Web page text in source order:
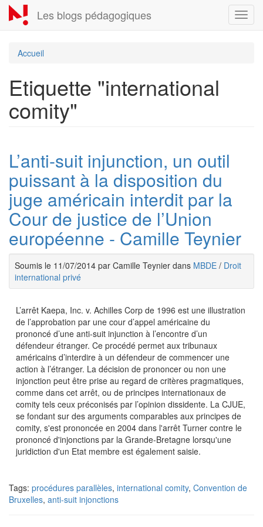
Aller
au
contenu
Les blogs pédagogiques
Accueil
Etiquette "international
comity"
L’anti-suit injunction, un outil
puissant à la disposition du
juge américain interdit par la
Cour de justice de l’Union
européenne - Camille Teynier
Soumis le 11/07/2014 par Camille Teynier dans MBDE / Droit
international privé
L’arrêt Kaepa, Inc. v. Achilles Corp de 1996 est une illustration
de l’approbation par une cour d’appel américaine du
prononcé d’une anti-suit injunction à l’encontre d’un
défendeur étranger. Ce procédé permet aux tribunaux
américains d’interdire à un défendeur de commencer une
action à l’étranger. La décision de prononcer ou non une
injonction peut être prise au regard de critères pragmatiques,
comme dans cet arrêt, ou de principes internationaux de
comity tels ceux préconisés par l’opinion dissidente. La CJUE,
se fondant sur des arguments comparables aux principes de
comity, s'est prononcée en 2004 dans l'arrêt Turner contre le
prononcé d'injonctions par la Grande-Bretagne lorsqu'une
juridiction d'un Etat membre est également saisie.
Tags: procédures parallèles, international comity, Convention de
Bruxelles, anti-suit injonctions